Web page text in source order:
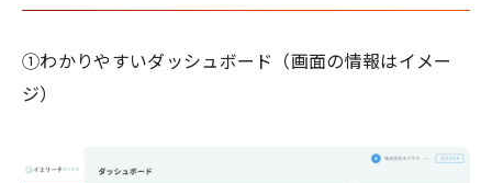
①わかりやすいダッシュボード（画面の情報はイメー
ジ）